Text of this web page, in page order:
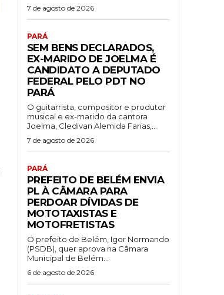
7 de agosto de 2026
PARÁ
SEM BENS DECLARADOS,
EX-MARIDO DE JOELMA É
CANDIDATO A DEPUTADO
FEDERAL PELO PDT NO
PARÁ
O guitarrista, compositor e produtor
musical e ex-marido da cantora
Joelma, Cledivan Alemida Farias,...
7 de agosto de 2026
PARÁ
PREFEITO DE BELÉM ENVIA
PL À CÂMARA PARA
PERDOAR DÍVIDAS DE
MOTOTAXISTAS E
MOTOFRETISTAS
O prefeito de Belém, Igor Normando
(PSDB), quer aprova na Câmara
Municipal de Belém...
6 de agosto de 2026